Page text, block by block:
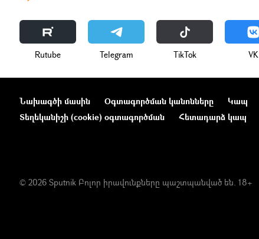
Rutube Telegram ТikТоk VK
Նախագծի մասին Օգտագործման կանոնները Կապ
Տեղեկանիշի (cookie) օգտագործման
Հետադարձ կապ
© 2026 Sputnik Բոլոր իրավունքները պաշտպանված են. 18+